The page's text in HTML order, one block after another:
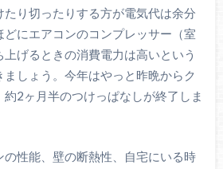
たり切ったりする方が電気代は余分
にエアコンのコンプレッサー（室
げるときの消費電力は高いという
ましょう。今年はやっと昨晩からク
2ヶ月半のつけっぱなしが終了しま
性能、壁の断熱性、自宅にいる時